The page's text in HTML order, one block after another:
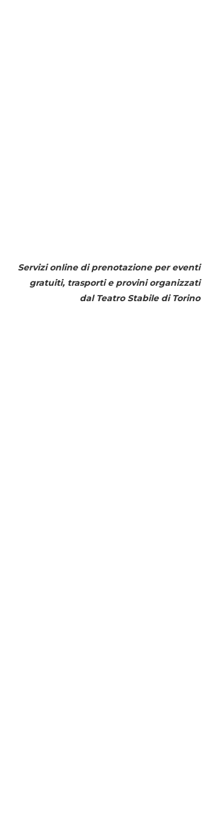
Servizi online di prenotazione per eventi
gratuiti, trasporti e provini organizzati
dal Teatro Stabile di Torino